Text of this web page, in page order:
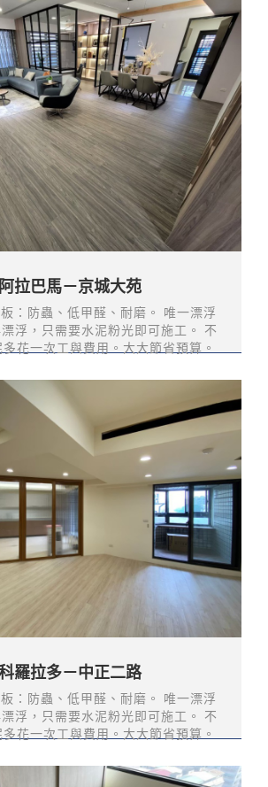
阿拉巴馬－京城大苑
：防蟲、低甲醛、耐磨。 唯一漂浮
浮，只需要水泥粉光即可施工。 不
花一次工與費用。大大節省預算。
羅拉多－中正二路
：防蟲、低甲醛、耐磨。 唯一漂浮
浮，只需要水泥粉光即可施工。 不
花一次工與費用。大大節省預算。